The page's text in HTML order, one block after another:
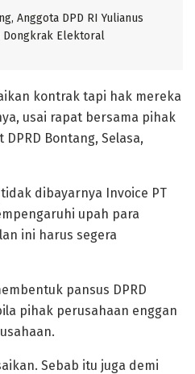
Anggota DPD RI Yulianus
Dongkrak Elektoral
kontrak tapi hak mereka
usai rapat bersama pihak
Bontang, Selasa,
dibayarnya Invoice PT
upah para
ini harus segera
pansus DPRD
pihak perusahaan enggan
Sebab itu juga demi